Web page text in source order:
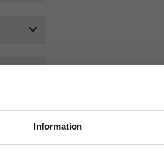
Information
till GeBlod.nu